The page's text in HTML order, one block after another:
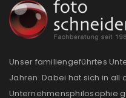
PASSWORT VERGESSEN?
E-Mail-Adresse
Unser familiengeführtes
Jahren. Dabei hat sich in all
Unternehmensphilosophie